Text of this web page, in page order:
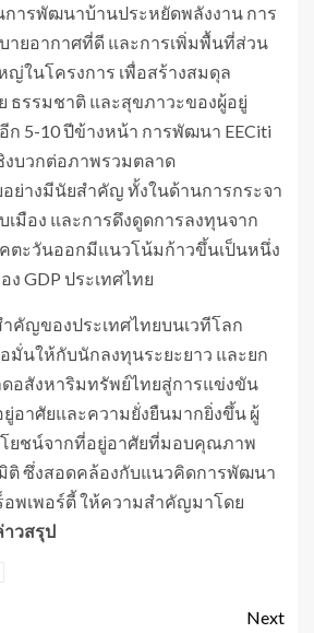
นการพัฒนาบ้านประหยัดพลังงาน การ
ายอากาศที่ดี และการเพิ่มพื้นที่ส่วน
ญ่ในโครงการ เพื่อสร้างสมดุล
ธรรมชาติ และสุขภาวะของผู้อยู่
ก 5-10 ปีข้างหน้า การพัฒนา EECiti
งบวกต่อภาพรวมตลาด
ย่างมีนัยสำคัญ ทั้งในด้านการกระจา
เมือง และการดึงดูดการลงทุนจาก
คตะวันออกมีแนวโน้มก้าวขึ้นเป็นหนึ่ง
GDP ประเทศไทย
คัญของประเทศไทยบนเวทีโลก
มั่นให้กับนักลงทุนระยะยาว และยก
อสังหาริมทรัพย์ไทยสู่การแข่งขัน
อาศัยและความยั่งยืนมากยิ่งขึ้น ผู้
ยชน์จากที่อยู่อาศัยที่มอบคุณภาพ
ติ ซึ่งสอดคล้องกับแนวคิดการพัฒนา
อพเพอร์ตี้ ให้ความสำคัญมาโดย
วสรุป
Next